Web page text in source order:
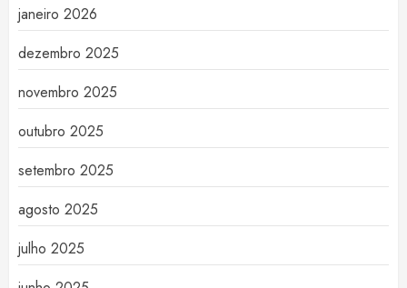
janeiro 2026
dezembro 2025
novembro 2025
outubro 2025
setembro 2025
agosto 2025
julho 2025